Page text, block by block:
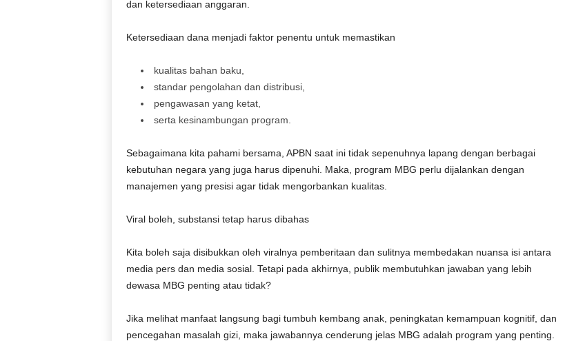
dan ketersediaan anggaran.
Ketersediaan dana menjadi faktor penentu untuk memastikan
kualitas bahan baku,
standar pengolahan dan distribusi,
pengawasan yang ketat,
serta kesinambungan program.
Sebagaimana kita pahami bersama, APBN saat ini tidak sepenuhnya lapang dengan berbagai
kebutuhan negara yang juga harus dipenuhi. Maka, program MBG perlu dijalankan dengan
manajemen yang presisi agar tidak mengorbankan kualitas.
Viral boleh, substansi tetap harus dibahas
Kita boleh saja disibukkan oleh viralnya pemberitaan dan sulitnya membedakan nuansa isi antara
media pers dan media sosial. Tetapi pada akhirnya, publik membutuhkan jawaban yang lebih
dewasa MBG penting atau tidak?
Jika melihat manfaat langsung bagi tumbuh kembang anak, peningkatan kemampuan kognitif, dan
pencegahan masalah gizi, maka jawabannya cenderung jelas MBG adalah program yang penting.